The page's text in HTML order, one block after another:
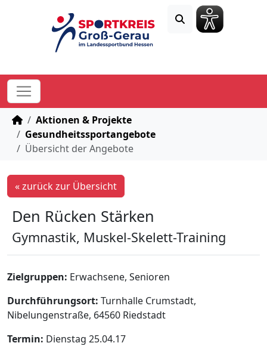
STARTSEITE
Aktionen & Projekte
Gesundheitssportangebote
Übersicht der Angebote
« zurück zur Übersicht
Den Rücken Stärken
Gymnastik, Muskel-Skelett-Training
Zielgruppen: Erwachsene, Senioren
Durchführungsort: Turnhalle Crumstadt,
Nibelungenstraße, 64560 Riedstadt
Termin: Dienstag 25.04.17